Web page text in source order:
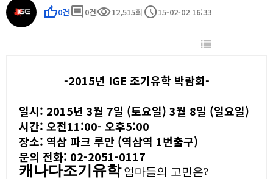
thumb_up0건 comment 0건visibility12,515회 schedule15-02-02 16:33
-2015년 IGE 조기유학 박람회-
일시: 2015년 3월 7일 (토요일) 3월 8일 (일요일)
시간: 오전11:00- 오후5:00
장소: 역삼 파크 루안 (역삼역 1번출구)
문의 전화: 02-2051-0117
캐나다조기유학 엄마들의 고민은?